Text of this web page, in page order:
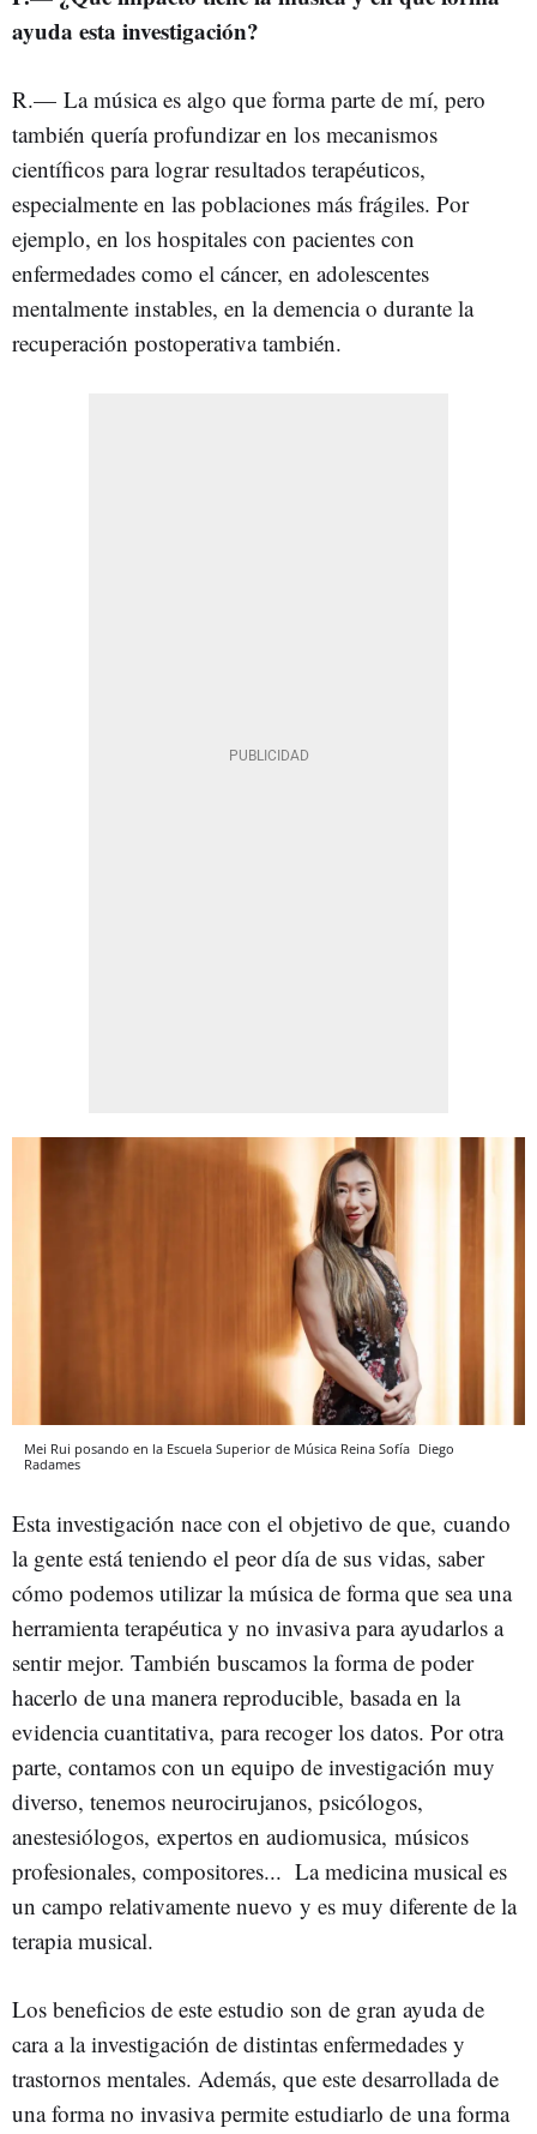
ayuda esta investigación?
R.— La música es algo que forma parte de mí, pero
también quería profundizar en los mecanismos
científicos para lograr resultados terapéuticos,
especialmente en las poblaciones más frágiles. Por
ejemplo, en los hospitales con pacientes con
enfermedades como el cáncer, en adolescentes
mentalmente instables, en la demencia o durante la
recuperación postoperativa también.
Mei Rui posando en la Escuela Superior de Música Reina Sofía Diego
Radames
Esta investigación nace con el objetivo de que, cuando
la gente está teniendo el peor día de sus vidas, saber
cómo podemos utilizar la música de forma que sea una
herramienta terapéutica y no invasiva para ayudarlos a
sentir mejor. También buscamos la forma de poder
hacerlo de una manera reproducible, basada en la
evidencia cuantitativa, para recoger los datos. Por otra
parte, contamos con un equipo de investigación muy
diverso, tenemos neurocirujanos, psicólogos,
anestesiólogos, expertos en audiomusica, músicos
profesionales, compositores... La medicina musical es
un campo relativamente nuevo y es muy diferente de la
terapia musical.
Los beneficios de este estudio son de gran ayuda de
cara a la investigación de distintas enfermedades y
trastornos mentales. Además, que este desarrollada de
una forma no invasiva permite estudiarlo de una forma